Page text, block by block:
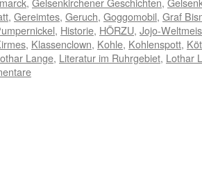
, Gereimtes, Geruch, Goggomobil, Graf
, Historie, HÖRZU, Jojo-
, Klassenclown, Kohle, Kohlenspott,
Lange, Literatur im Ruhrgebiet, Lothar